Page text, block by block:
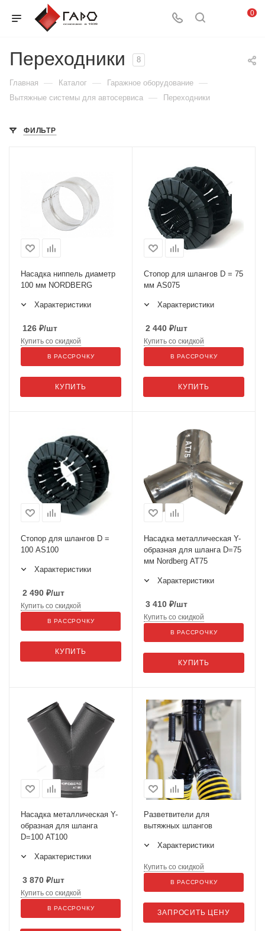
0
Переходники 8
Главная — Каталог — Гаражное оборудование —
Вытяжные системы для автосервиса — Переходники
ФИЛЬТР
Насадка ниппель диаметр
100 мм NORDBERG
Характеристики
126 ₽/шт
КУПИТЬ
Купить со скидкой
В РАССРОЧКУ
Стопор для шлангов D = 75
мм AS075
Характеристики
2 440 ₽/шт
КУПИТЬ
Купить со скидкой
В РАССРОЧКУ
Стопор для шлангов D =
100 AS100
Характеристики
2 490 ₽/шт
КУПИТЬ
Купить со скидкой
В РАССРОЧКУ
Насадка металлическая Y-
образная для шланга D=75
мм Nordberg AT75
Характеристики
3 410 ₽/шт
КУПИТЬ
Купить со скидкой
В РАССРОЧКУ
Насадка металлическая Y-
образная для шланга
D=100 AT100
Характеристики
3 870 ₽/шт
Купить со скидкой
В РАССРОЧКУ
Разветвители для
вытяжных шлангов
Характеристики
ЗАПРОСИТЬ ЦЕНУ
Купить со скидкой
В РАССРОЧКУ